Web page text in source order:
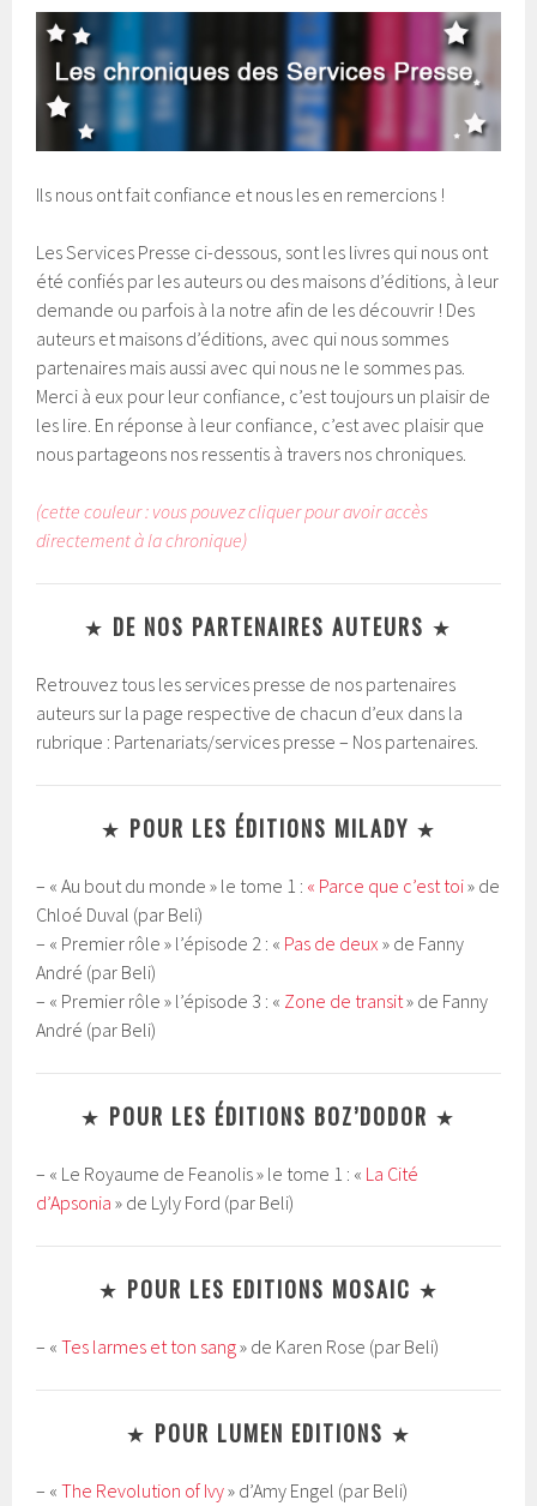
Ils nous ont fait confiance et nous les en remercions !
Les Services Presse ci-dessous, sont les livres qui nous ont
été confiés par les auteurs ou des maisons d’éditions, à leur
demande ou parfois à la notre afin de les découvrir ! Des
auteurs et maisons d’éditions, avec qui nous sommes
partenaires mais aussi avec qui nous ne le sommes pas.
Merci à eux pour leur confiance, c’est toujours un plaisir de
les lire. En réponse à leur confiance, c’est avec plaisir que
nous partageons nos ressentis à travers nos chroniques.
(cette couleur : vous pouvez cliquer pour avoir accès
directement à la chronique)
★ DE NOS PARTENAIRES AUTEURS ★
Retrouvez tous les services presse de nos partenaires
auteurs sur la page respective de chacun d’eux dans la
rubrique : Partenariats/services presse – Nos partenaires.
★ POUR LES ÉDITIONS MILADY ★
– « Au bout du monde » le tome 1 : « Parce que c’est toi» de
Chloé Duval (par Beli)
– « Premier rôle » l’épisode 2 : « Pas de deux » de Fanny
André (par Beli)
– « Premier rôle » l’épisode 3 : « Zone de transit» de Fanny
André (par Beli)
★ POUR LES ÉDITIONS BOZ’DODOR ★
– « Le Royaume de Feanolis » le tome 1 : « La Cité
d’Apsonia » de Lyly Ford (par Beli)
★ POUR LES EDITIONS MOSAIC ★
– «Tes larmes et ton sang» de Karen Rose (par Beli)
★ POUR LUMEN EDITIONS ★
– «The Revolution of Ivy» d’Amy Engel (par Beli)